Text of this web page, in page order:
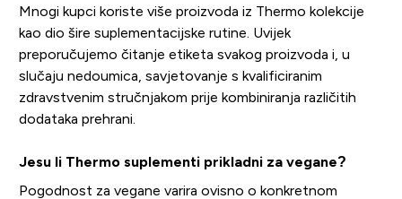
Mnogi kupci koriste više proizvoda iz Thermo kolekcije
kao dio šire suplementacijske rutine. Uvijek
preporučujemo čitanje etiketa svakog proizvoda i, u
slučaju nedoumica, savjetovanje s kvalificiranim
zdravstvenim stručnjakom prije kombiniranja različitih
dodataka prehrani.
Jesu li Thermo suplementi prikladni za vegane?
Pogodnost za vegane varira ovisno o konkretnom